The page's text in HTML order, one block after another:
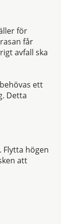
för
får
avfall ska
ett
Detta
högen
att